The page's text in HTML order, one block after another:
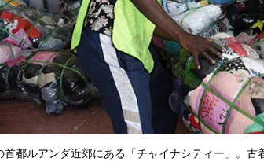
首都ルアンダ近郊にある「チャイナシティー」。古